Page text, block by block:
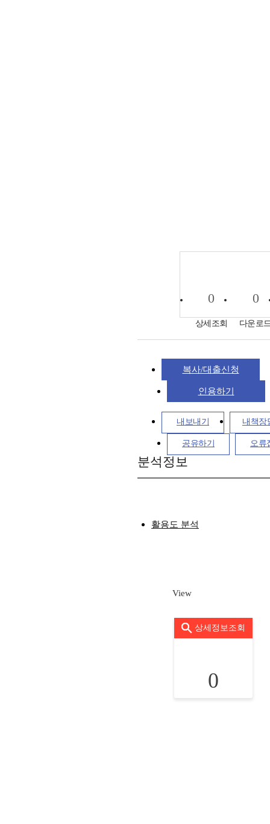
0
상세조회
0
다운로
복사/대출신청
인용하기
내보내기 내책장
공유하기 오류
분석정보
활용도 분석
View
상세정보조회
0